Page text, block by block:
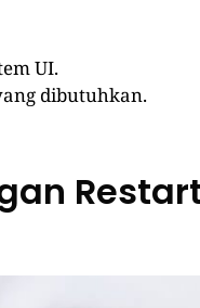
UI.
dibutuhkan.